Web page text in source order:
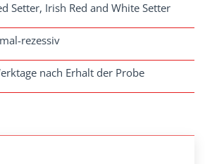
Setter, Irish Red and White Setter
rezessiv
nach Erhalt der Probe